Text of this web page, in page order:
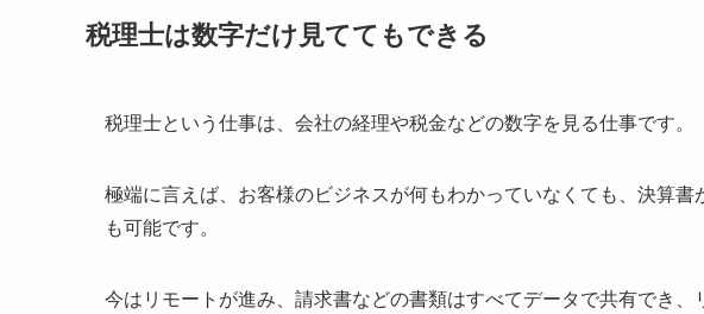
税理士は数字だけ見ててもできる
税理士という仕事は、会社の経理や税金などの数字を見る仕事です。
極端に言えば、お客様のビジネスが何もわかっていなくても、決算
も可能です。
今はリモートが進み、請求書などの書類はすべてデータで共有でき